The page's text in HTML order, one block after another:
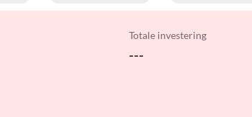
Totale investering
---